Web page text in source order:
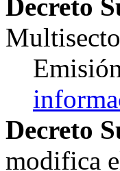
Decreto
Decreto
modifica